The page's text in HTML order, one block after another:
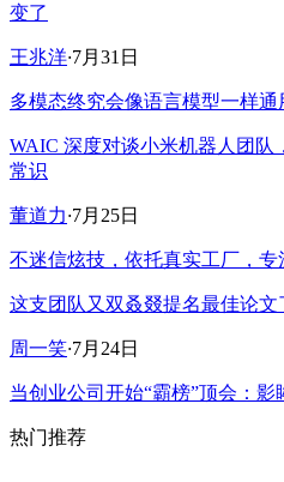
变了
王兆洋·7月31日
多模态终究会像语言模型一样通
WAIC 深度对谈小米机器人团队
常识
董道力·7月25日
不迷信炫技，依托真实工厂，专
这支团队又双叒叕提名最佳论
周一笑·7月24日
当创业公司开始“霸榜”顶会：
热门推荐